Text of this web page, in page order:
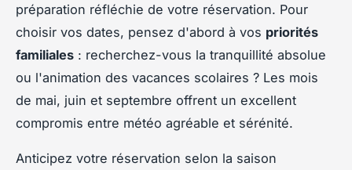
préparation réfléchie de votre réservation. Pour
choisir vos dates, pensez d'abord à vos priorités
familiales : recherchez-vous la tranquillité absolue
ou l'animation des vacances scolaires ? Les mois
de mai, juin et septembre offrent un excellent
compromis entre météo agréable et sérénité.
Anticipez votre réservation selon la saison